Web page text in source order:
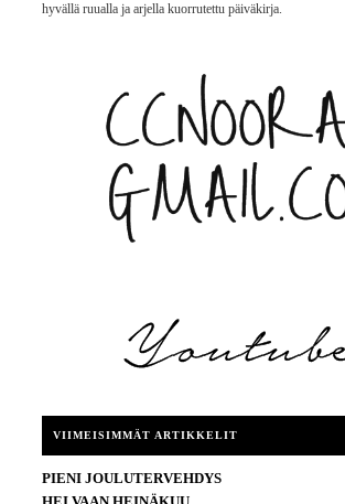
hyvällä ruualla ja arjella kuorrutettu päiväkirja.
VIIMEISIMMÄT ARTIKKELIT
PIENI JOULUTERVEHDYS